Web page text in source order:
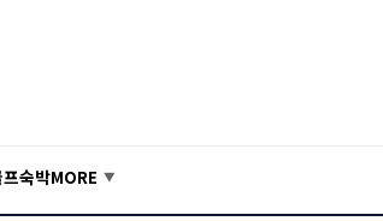
숙박MORE ▼